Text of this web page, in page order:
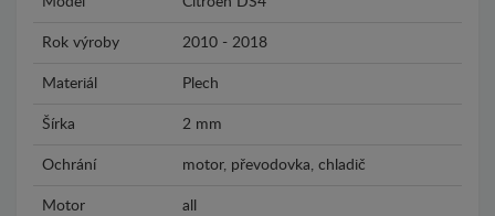
Rok výroby 2010 - 2018
Materiál Plech
Šírka 2 mm
Ochrání motor, převodovka, chladič
Motor all